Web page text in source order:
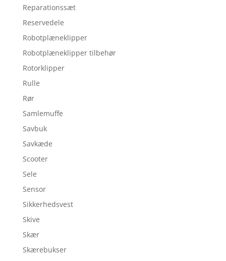
Reparationssæt
Reservedele
Robotplæneklipper
Robotplæneklipper tilbehør
Rotorklipper
Rulle
Rør
Samlemuffe
Savbuk
Savkæde
Scooter
Sele
Sensor
Sikkerhedsvest
Skive
Skær
Skærebukser